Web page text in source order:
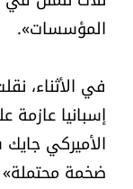
المؤسسات».
في الأثناء،
إسبانيا
الأميركي
ضخمة